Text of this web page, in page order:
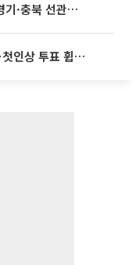
등 추가 압수수색
‘나솔사계’ 국화, 결별 후 재등장⋯첫인상 투표 휩쓸고 ‘인기녀’ 등극